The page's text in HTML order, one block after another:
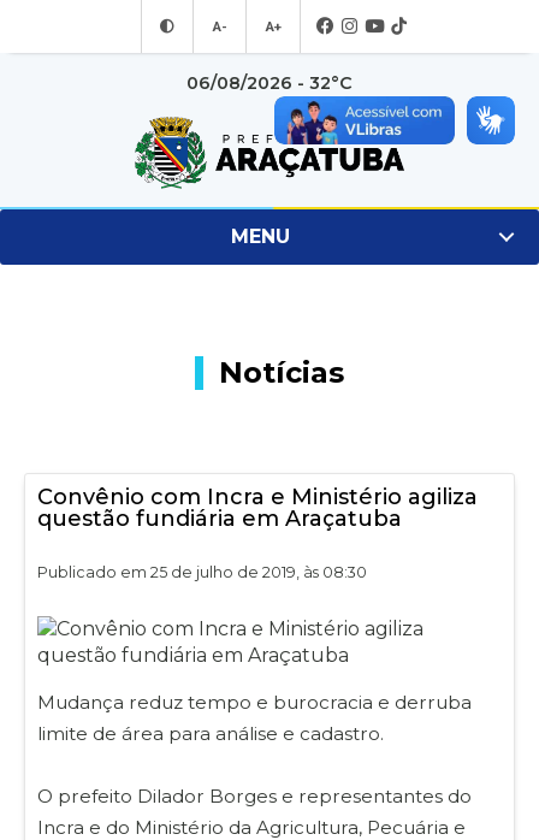
A- A+
06/08/2026 - 32°C
MENU
Notícias
Convênio com Incra e Ministério agiliza
questão fundiária em Araçatuba
Publicado em 25 de julho de 2019, às 08:30
Mudança reduz tempo e burocracia e derruba
limite de área para análise e cadastro.
O prefeito Dilador Borges e representantes do
Incra e do Ministério da Agricultura, Pecuária e